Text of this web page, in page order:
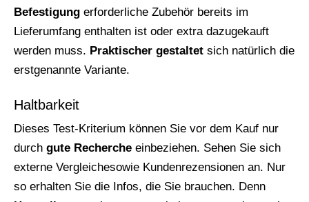
Befestigung erforderliche Zubehör bereits im
Lieferumfang enthalten ist oder extra dazugekauft
werden muss. Praktischer gestaltet sich natürlich die
erstgenannte Variante.
Haltbarkeit
Dieses Test-Kriterium können Sie vor dem Kauf nur
durch gute Recherche einbeziehen. Sehen Sie sich
externe Vergleichesowie Kundenrezensionen an. Nur
so erhalten Sie die Infos, die Sie brauchen. Denn